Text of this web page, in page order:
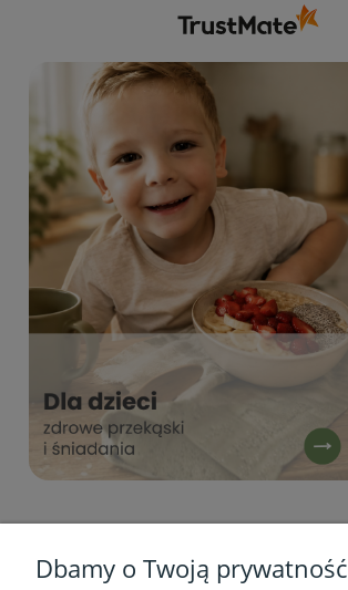
Dbamy o Twoją prywatność